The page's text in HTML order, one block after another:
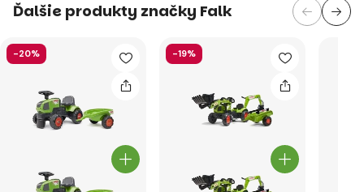
Ďalšie produkty značky Falk
-20% -19%